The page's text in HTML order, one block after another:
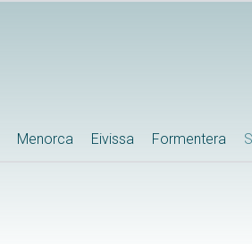
Menorca Eivissa Formentera